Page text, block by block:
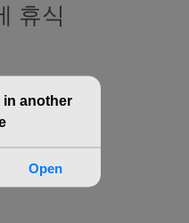
휴식